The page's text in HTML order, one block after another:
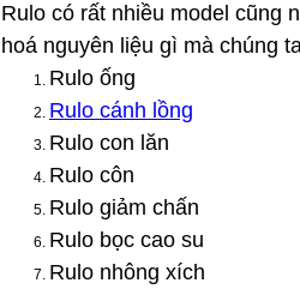
Rulo có rất nhiều model cũng
hoá nguyên liệu gì mà chúng
Rulo ống
Rulo cánh lồng
Rulo con lăn
Rulo côn
Rulo giảm chấn
Rulo bọc cao su
Rulo nhông xích